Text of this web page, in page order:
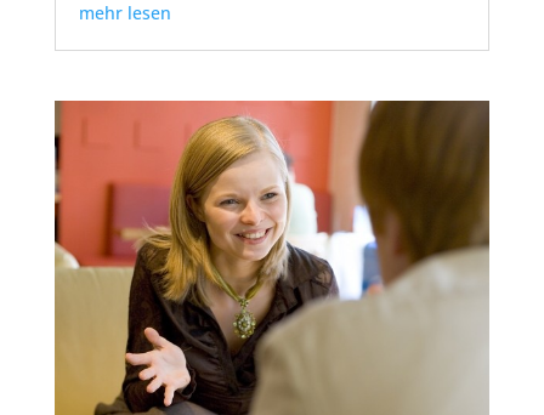
mehr lesen